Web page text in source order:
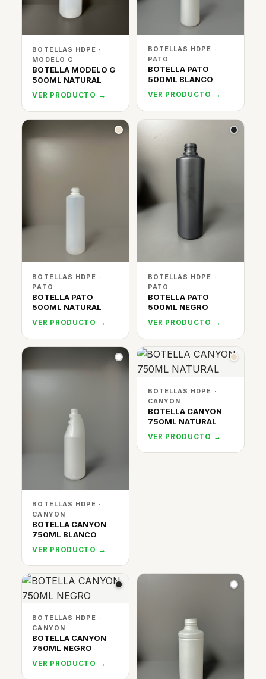
BOTELLAS HDPE ·
MODELO G
BOTELLA MODELO G
500ML NATURAL
VER PRODUCTO →
BOTELLAS HDPE ·
PATO
BOTELLA PATO
500ML BLANCO
VER PRODUCTO →
BOTELLAS HDPE ·
PATO
BOTELLA PATO
500ML NATURAL
VER PRODUCTO →
BOTELLAS HDPE ·
PATO
BOTELLA PATO
500ML NEGRO
VER PRODUCTO →
BOTELLAS HDPE ·
CANYON
BOTELLA CANYON
750ML BLANCO
VER PRODUCTO →
BOTELLAS HDPE ·
CANYON
BOTELLA CANYON
750ML NATURAL
VER PRODUCTO →
BOTELLAS HDPE ·
CANYON
BOTELLA CANYON
750ML NEGRO
VER PRODUCTO →